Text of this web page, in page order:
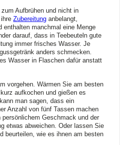
Aufbrühen und nicht in
Zubereitung anbelangt,
manchmal eine Menge
darauf, dass in Teebeuteln gute
immer frisches Wasser. Je
anders schmecken.
Wasser in Flaschen dafür anstatt
vorgehen. Wärmen Sie am besten
aufkochen und gießen es
man sagen, dass ein
Anzahl von fünf Tassen machen
Geschmack und der
etwas abweichen. Oder lassen Sie
beurteilen, wie es ihnen am besten